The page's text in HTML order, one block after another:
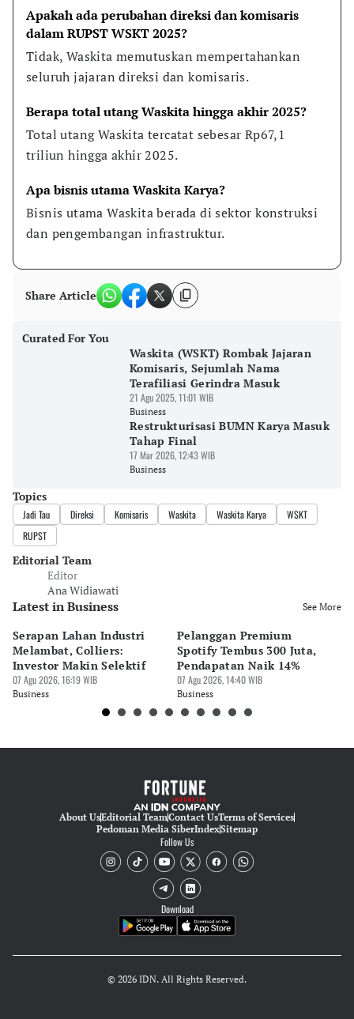
Apakah ada perubahan direksi dan komisaris
dalam RUPST WSKT 2025?
Tidak, Waskita memutuskan mempertahankan
seluruh jajaran direksi dan komisaris.
Berapa total utang Waskita hingga akhir 2025?
Total utang Waskita tercatat sebesar Rp67,1
triliun hingga akhir 2025.
Apa bisnis utama Waskita Karya?
Bisnis utama Waskita berada di sektor konstruksi
dan pengembangan infrastruktur.
Share Article
Curated For You
Waskita (WSKT) Rombak Jajaran
Komisaris, Sejumlah Nama
Terafiliasi Gerindra Masuk
21 Agu 2025, 11:01 WIB
Business
Restrukturisasi BUMN Karya Masuk
Tahap Final
17 Mar 2026, 12:43 WIB
Business
Topics
Jadi Tau Direksi Komisaris Waskita Waskita Karya
WSKT
RUPST
Editorial Team
Editor
Ana Widiawati
Latest in Business See More
Serapan Lahan Industri
Melambat, Colliers:
Investor Makin Selektif
07 Agu 2026, 16:19 WIB
Business
Pelanggan Premium
Spotify Tembus 300 Juta,
Pendapatan Naik 14%
07 Agu 2026, 14:40 WIB
Business
About UsEditorial TeamContact UsTerms of Services
Pedoman Media SiberIndexSitemap
Follow Us
Download
© 2026 IDN. All Rights Reserved.